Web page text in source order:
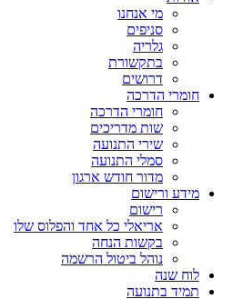
מי אנחנו
סניפים
גלריה
בתקשורת
דרושים
חומרי הדרכה
חומרי הדרכה
שות מדריכים
שירי התנועה
סמלי התנועה
מדור חודש ארגון
מידע ורישום
רישום
אריאלי כל אחד והפלוס שלו
בקשות הנחה
נוהל ביטול הרשמה
לוח שנה
תמיד בתנועה